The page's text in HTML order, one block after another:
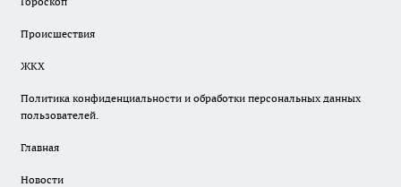
Происшествия
ЖКХ
Политика конфиденциальности и обработки персональных данных
пользователей.
Главная
Новости